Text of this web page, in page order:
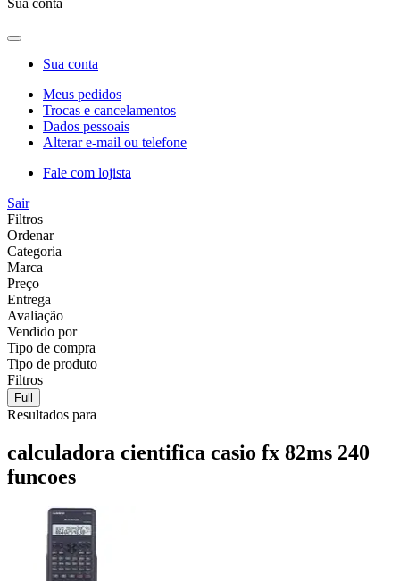
Sua conta
Meus pedidos
Trocas e cancelamentos
Dados pessoais
Alterar e-mail ou telefone
Fale com lojista
Sair
Filtros
Ordenar
Categoria
Marca
Preço
Entrega
Avaliação
Vendido por
Tipo de compra
Tipo de produto
Filtros
Full
Resultados para
calculadora cientifica casio fx 82ms 240
funcoes